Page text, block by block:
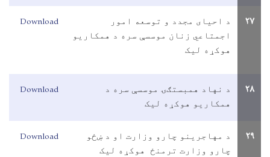
۲۷
د احيای مجدد و توسعه امور
اجمتاعي زنان موسسې سره د همکاريو
هوکړه ليک
Download
۲۸
د نهاد همبستګۍ موسسې سره د
همکاريو هوکړه ليک
Download
۲۹
د مهاجرينو چارو وزارت او د ښځو
چارو وزارت ترمنځ هوکړه ليک
Download